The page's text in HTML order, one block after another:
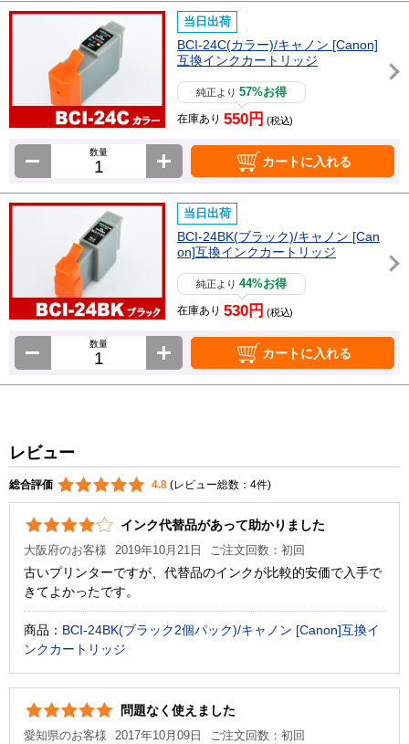
当日出荷
BCI-24C(カラー)/キャノン [Canon]
互換インクカートリッジ
純正より57%お得
在庫あり 550円 (税込)
数量
カートに入れる
当日出荷
BCI-24BK(ブラック)/キャノン [Can
on]互換インクカートリッジ
純正より44%お得
在庫あり 530円 (税込)
数量
カートに入れる
レビュー
総合評価 4.8 (レビュー総数：4件)
インク代替品があって助かりました
大阪府のお客様 2019年10月21日 ご注文回数：初回
古いプリンターですが、代替品のインクが比較的安価で入手で
きてよかったです。
商品： BCI-24BK(ブラック2個パック)/キャノン [Canon]互換イ
ンクカートリッジ
問題なく使えました
愛知県のお客様 2017年10月09日 ご注文回数：初回